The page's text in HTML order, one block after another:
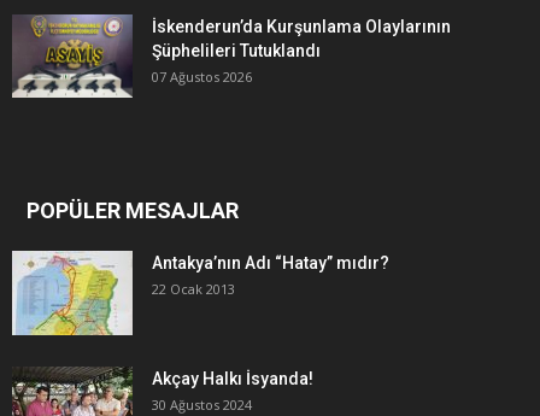
İskenderun’da Kurşunlama Olaylarının
Şüphelileri Tutuklandı
07 Ağustos 2026
POPÜLER MESAJLAR
Antakya’nın Adı “Hatay” mıdır?
22 Ocak 2013
Akçay Halkı İsyanda!
30 Ağustos 2024